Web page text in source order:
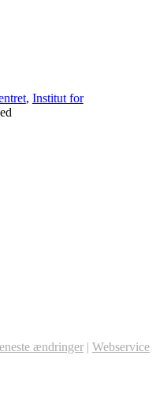
, Institut for
ændringer | Webservice